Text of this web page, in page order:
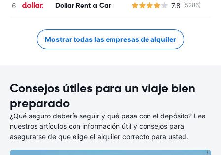
Dollar Rent a Car 7.8 (5286)
Mostrar todas las empresas de alquiler
Consejos útiles para un viaje bien
preparado
¿Qué seguro debería seguir y qué pasa con el depósito? Lea
nuestros artículos con información útil y consejos para
asegurarse de que elige el alquiler correcto para usted.